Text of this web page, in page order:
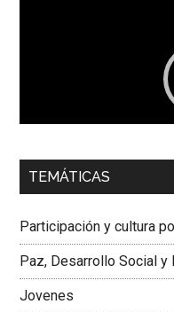
00:00
Dra. Carolina Corcho
Colombiana
TEMÁTICAS
Participación y cultura
Paz, Desarrollo Social
Jovenes